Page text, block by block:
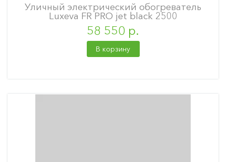
Уличный электрический обогреватель
Luxeva FR PRO jet black 2500
58 550 р.
В корзину